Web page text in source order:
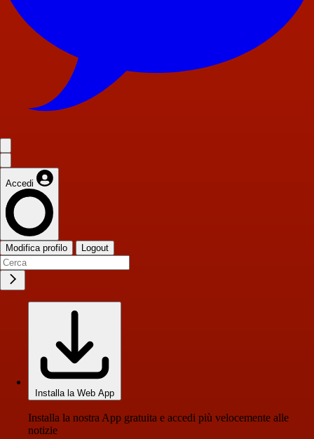
Accedi
Modifica profilo Logout
Installa la Web App
Installa la nostra App gratuita e accedi più velocemente alle
notizie